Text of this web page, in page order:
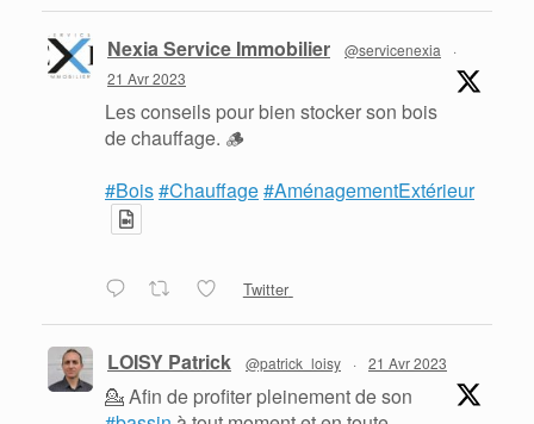
Nexia Service Immobilier @servicenexia
·
21 Avr 2023
Les conseils pour bien stocker son bois
de chauffage. 🪵
#Bois#Chauffage#AménagementExtérieur
Twitter
LOISY Patrick @patrick_loisy · 21 Avr 2023
💁 Afin de profiter pleinement de son